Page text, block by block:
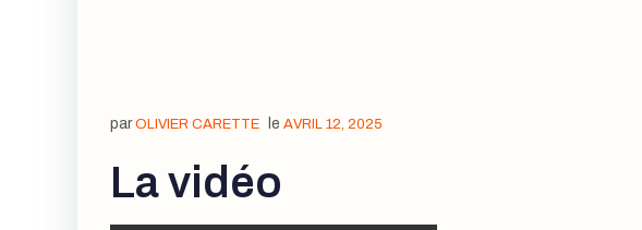
par OLIVIER CARETTE le AVRIL 12, 2025
La vidéo